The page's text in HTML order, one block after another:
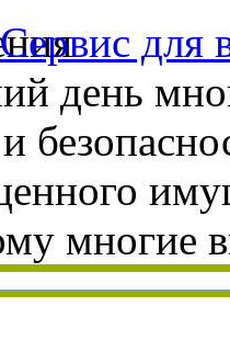
Сервис для
день
многие